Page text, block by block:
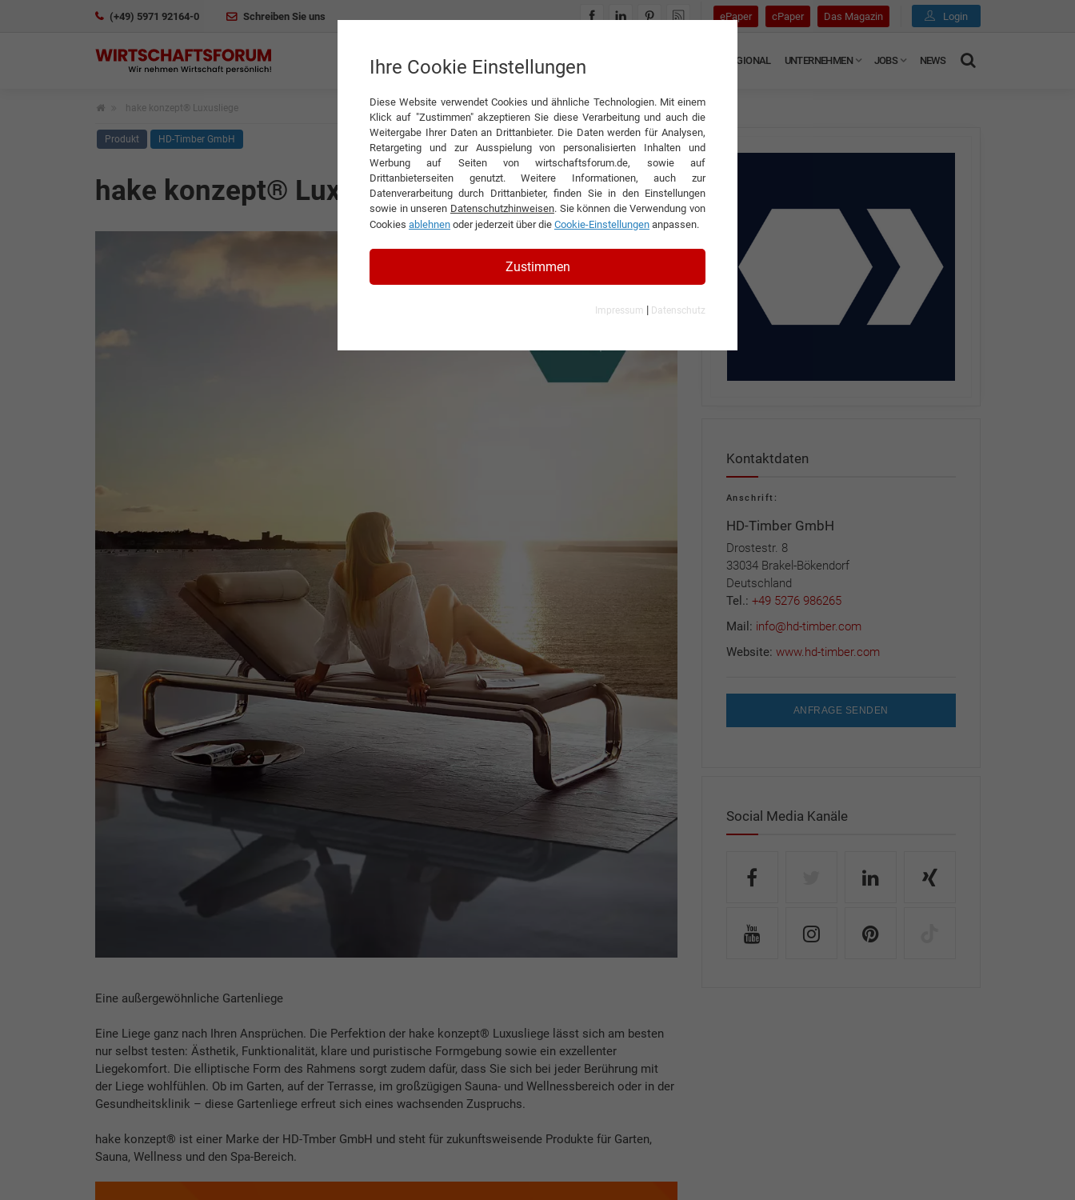
(+49) 5971 92164-0 Schreiben Sie uns ePaper cPaper Das Magazin Login
INTERVIEWS REGIONAL UNTERNEHMEN JOBS NEWS
hake konzept® Luxusliege
Produkt HD-Timber GmbH
hake konzept® Luxusliege
Eine außergewöhnliche Gartenliege
Eine Liege ganz nach Ihren Ansprüchen. Die Perfektion der hake konzept® Luxusliege lässt sich am besten
nur selbst testen: Ästhetik, Funktionalität, klare und puristische Formgebung sowie ein exzellenter
Liegekomfort. Die elliptische Form des Rahmens sorgt zudem dafür, dass Sie sich bei jeder Berührung mit
der Liege wohlfühlen. Ob im Garten, auf der Terrasse, im großzügigen Sauna- und Wellnessbereich oder in der
Gesundheitsklinik – diese Gartenliege erfreut sich eines wachsenden Zuspruchs.
hake konzept® ist einer Marke der HD-Tmber GmbH und steht für zukunftsweisende Produkte für Garten,
Sauna, Wellness und den Spa-Bereich.
Kontaktdaten
Anschrift:
HD-Timber GmbH
Drostestr. 8
33034 Brakel-Bökendorf
Deutschland
Tel.: +49 5276 986265
Mail: info@hd-timber.com
Website: www.hd-timber.com
ANFRAGE SENDEN
Social Media Kanäle
Ihre Cookie Einstellungen
Diese Website verwendet Cookies und ähnliche Technologien. Mit einem
Klick auf "Zustimmen" akzeptieren Sie diese Verarbeitung und auch die
Weitergabe Ihrer Daten an Drittanbieter. Die Daten werden für Analysen,
Retargeting und zur Ausspielung von personalisierten Inhalten und
Werbung auf Seiten von wirtschaftsforum.de, sowie auf
Drittanbieterseiten genutzt. Weitere Informationen, auch zur
Datenverarbeitung durch Drittanbieter, finden Sie in den Einstellungen
sowie in unseren Datenschutzhinweisen. Sie können die Verwendung von
Cookies ablehnen oder jederzeit über die Cookie-Einstellungen anpassen.
Zustimmen
Impressum | Datenschutz